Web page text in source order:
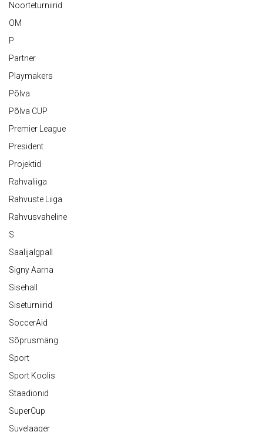
Noorteturniirid
OM
P
Partner
Playmakers
Põlva
Põlva CUP
Premier League
President
Projektid
Rahvaliiga
Rahvuste Liiga
Rahvusvaheline
S
Saalijalgpall
Signy Aarna
Sisehall
Siseturniirid
SoccerAid
Sõprusmäng
Sport
Sport Koolis
Staadionid
SuperCup
Suvelaager